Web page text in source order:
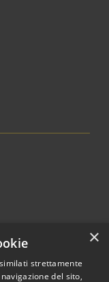
×
strettamente
del sito,